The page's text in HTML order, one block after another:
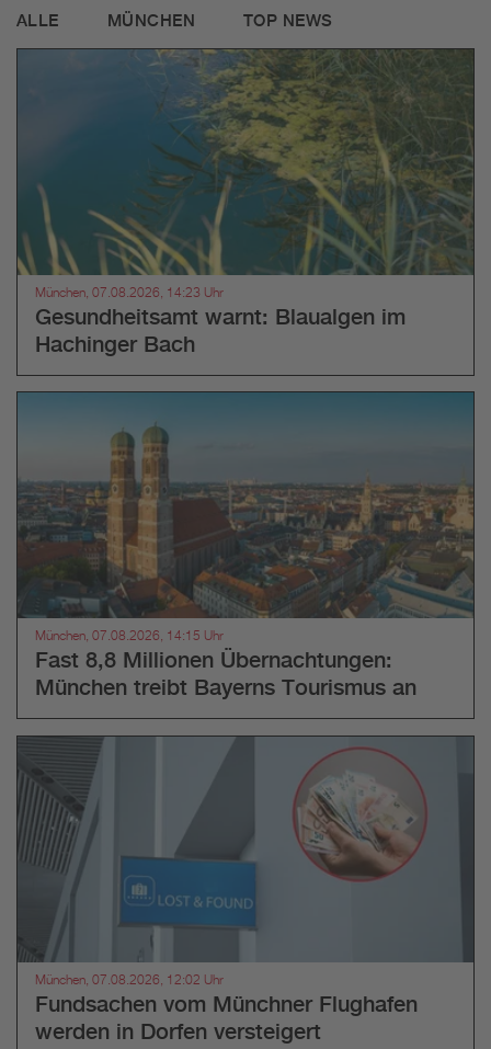
ALLE MÜNCHEN TOP NEWS
München, 07.08.2026, 14:23 Uhr
Gesundheitsamt warnt: Blaualgen im
Hachinger Bach
München, 07.08.2026, 14:15 Uhr
Fast 8,8 Millionen Übernachtungen:
München treibt Bayerns Tourismus an
München, 07.08.2026, 12:02 Uhr
Fundsachen vom Münchner Flughafen
werden in Dorfen versteigert